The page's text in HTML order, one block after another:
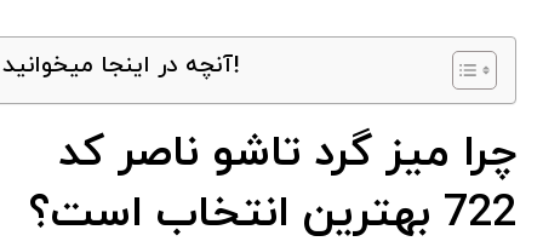
آنچه در اینجا میخوانید!
چرا میز گرد تاشو ناصر کد
722 بهترین انتخاب است؟